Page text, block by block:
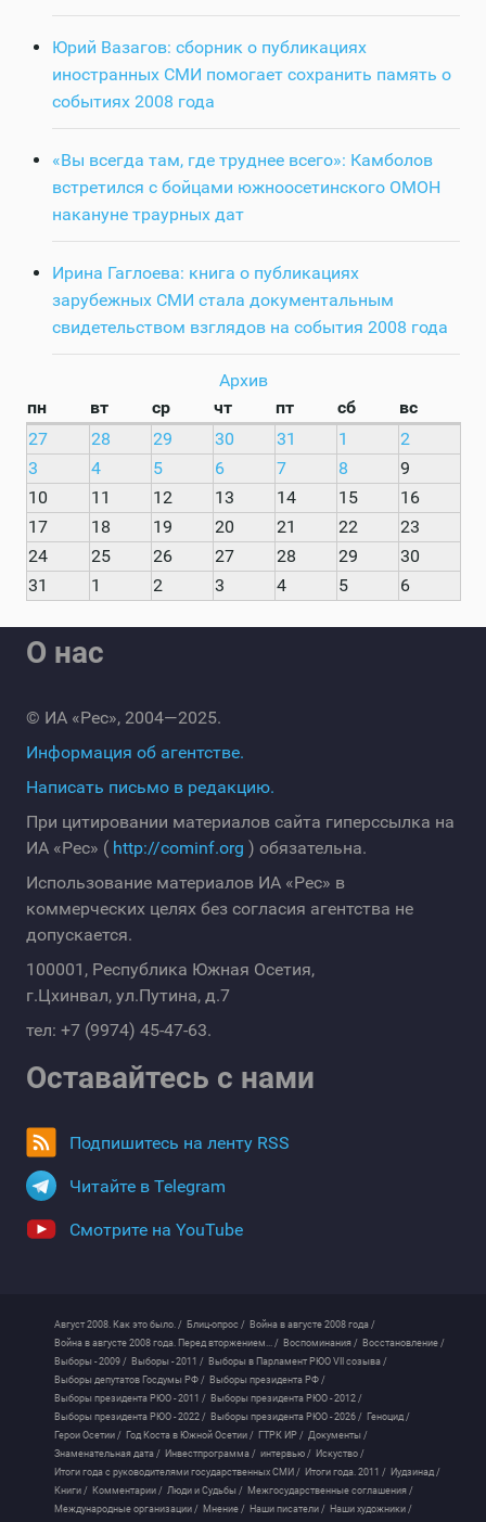
Юрий Вазагов: сборник о публикациях
иностранных СМИ помогает сохранить память о
событиях 2008 года
«Вы всегда там, где труднее всего»: Камболов
встретился с бойцами южноосетинского ОМОН
накануне траурных дат
Ирина Гаглоева: книга о публикациях
зарубежных СМИ стала документальным
свидетельством взглядов на события 2008 года
Архив
пн
вт ср чт пт сб
вс
27
28 29 30 31 1
2
3
4 5 6 7 8
9
10
11 12 13 14 15
16
17
18 19 20 21 22
23
24
25 26 27 28 29
30
31
1 2 3 4 5 6
О нас
© ИА «Рес», 2004—2025.
Информация об агентстве.
Написать письмо в редакцию.
При цитировании материалов сайта гиперссылка на
ИА «Рес» ( http://cominf.org ) обязательна.
Использование материалов ИА «Рес» в
коммерческих целях без согласия агентства не
допускается.
100001, Республика Южная Осетия,
г.Цхинвал, ул.Путина, д.7
тел: +7 (9974) 45-47-63.
Оставайтесь с нами
Подпишитесь на ленту RSS
Читайте в Telegram
Смотрите на YouTube
Август 2008. Как это было. / Блиц-опрос / Война в августе 2008 года /
Война в августе 2008 года. Перед вторжением... / Воспоминания / Восстановление /
Выборы - 2009 / Выборы - 2011 / Выборы в Парламент РЮО VII созыва /
Выборы депутатов Госдумы РФ / Выборы президента РФ /
Выборы президента РЮО - 2011 / Выборы президента РЮО - 2012 /
Выборы президента РЮО - 2022 / Выборы президента РЮО - 2026 / Геноцид /
Герои Осетии / Год Коста в Южной Осетии / ГТРК ИР / Документы /
Знаменательная дата / Инвестпрограмма / интервью / Искуство /
Итоги года с руководителями государственных СМИ / Итоги года. 2011 / Иудзинад /
Книги / Комментарии / Люди и Судьбы / Межгосударственные соглашения /
Международные организации / Мнение / Наши писатели / Наши художники /